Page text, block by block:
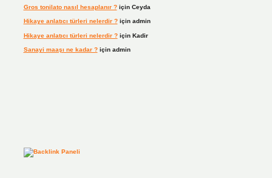
Gros tonilato nasıl hesaplanır ?için Ceyda
Hikaye anlatıcı türleri nelerdir ?için admin
Hikaye anlatıcı türleri nelerdir ?için Kadir
Sanayi maaşı ne kadar ?için admin